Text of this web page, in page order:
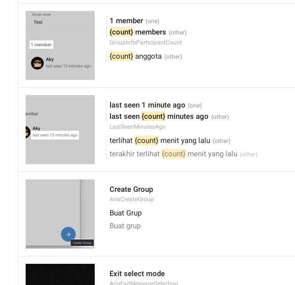
1 member
{count} members
GroupInfoParticipantCount
{count} anggota
last seen 1 minute ago
last seen {count} minutes ago
LastSeenMinutesAgo
terlihat {count} menit yang lalu
terakhir terlihat {count} menit yang lalu
Create Group
AriaCreateGroup
Buat Grup
Buat grup
Exit select mode
AriaExitMessageSelection